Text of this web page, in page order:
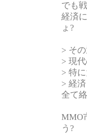
でも
経済
ょ?
> そ
> 現
> 特
> 経
全て
MMO
う?